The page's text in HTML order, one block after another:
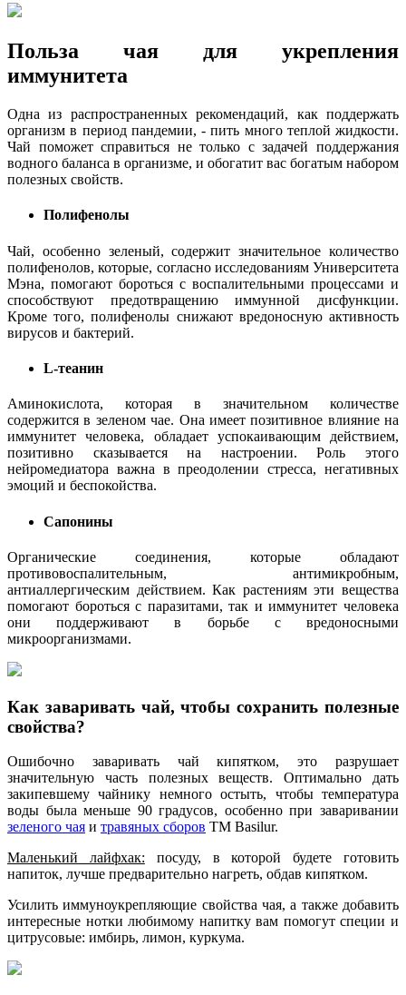
Польза чая для укрепления
иммунитета
Одна из распространенных рекомендаций, как поддержать
организм в период пандемии, - пить много теплой жидкости.
Чай поможет справиться не только с задачей поддержания
водного баланса в организме, и обогатит вас богатым набором
полезных свойств.
Полифенолы
Чай, особенно зеленый, содержит значительное количество
полифенолов, которые, согласно исследованиям Университета
Мэна, помогают бороться с воспалительными процессами и
способствуют предотвращению иммунной дисфункции.
Кроме того, полифенолы снижают вредоносную активность
вирусов и бактерий.
L-теанин
Аминокислота, которая в значительном количестве
содержится в зеленом чае. Она имеет позитивное влияние на
иммунитет человека, обладает успокаивающим действием,
позитивно сказывается на настроении. Роль этого
нейромедиатора важна в преодолении стресса, негативных
эмоций и беспокойства.
Сапонины
Органические соединения, которые обладают
противовоспалительным, антимикробным,
антиаллергическим действием. Как растениям эти вещества
помогают бороться с паразитами, так и иммунитет человека
они поддерживают в борьбе с вредоносными
микроорганизмами.
Как заваривать чай, чтобы сохранить полезные
свойства?
Ошибочно заваривать чай кипятком, это разрушает
значительную часть полезных веществ. Оптимально дать
закипевшему чайнику немного остыть, чтобы температура
воды была меньше 90 градусов, особенно при заваривании
зеленого чая и травяных сборов ТМ Basilur.
Маленький лайфхак: посуду, в которой будете готовить
напиток, лучше предварительно нагреть, обдав кипятком.
Усилить иммуноукрепляющие свойства чая, а также добавить
интересные нотки любимому напитку вам помогут специи и
цитрусовые: имбирь, лимон, куркума.